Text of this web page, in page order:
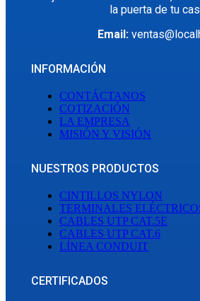
la puerta de tu
Email:
INFORMACIÓN
CONTÁCTANOS
COTIZACIÓN
LA EMPRESA
MISIÓN Y VISIÓN
NUESTROS PRODUCTOS
CINTILLOS NYLON
TERMINALES
CABLES UTP CAT.5E
CABLES UTP CAT.6
LÍNEA CONDUIT
CERTIFICADOS